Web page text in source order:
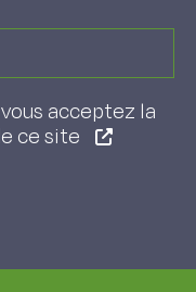
acceptez la
ce site